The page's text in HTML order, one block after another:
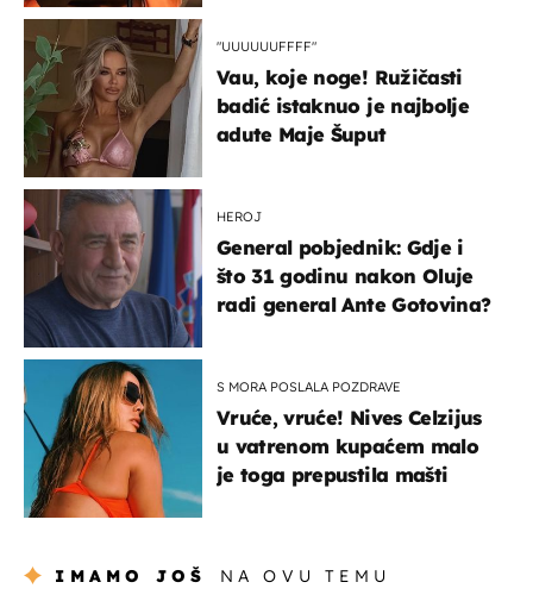
"UUUUUUFFFF"
Vau, koje noge! Ružičasti
badić istaknuo je najbolje
adute Maje Šuput
HEROJ
General pobjednik: Gdje i
što 31 godinu nakon Oluje
radi general Ante Gotovina?
S MORA POSLALA POZDRAVE
Vruće, vruće! Nives Celzijus
u vatrenom kupaćem malo
je toga prepustila mašti
IMAMO JOŠ NA OVU TEMU